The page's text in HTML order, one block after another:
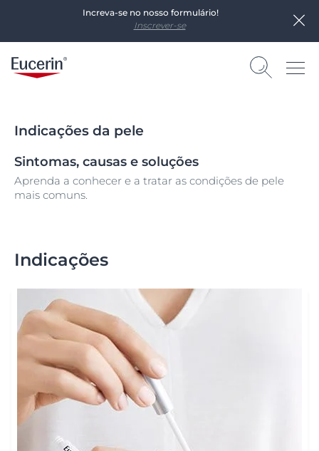
Increva-se no nosso formulário!
Inscrever-se
Indicações da pele
Sintomas, causas e soluções
Aprenda a conhecer e a tratar as condições de pele
mais comuns.
Indicações